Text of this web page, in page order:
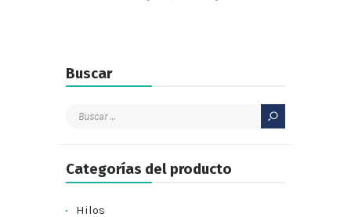
Buscar
Buscar:
Categorías del producto
Hilos